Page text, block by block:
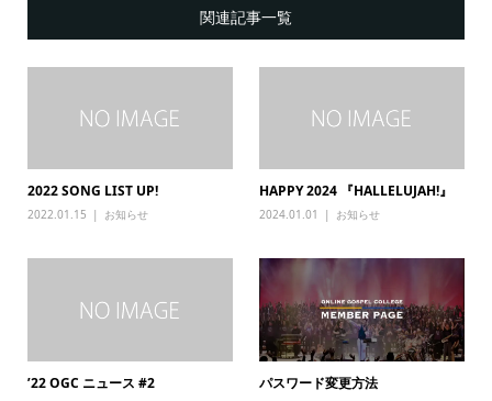
関連記事一覧
2022 SONG LIST UP!
2022.01.15 お知らせ
HAPPY 2024 『HALLELUJAH!』
2024.01.01 お知らせ
’22 OGC ニュース #2 パスワード変更方法